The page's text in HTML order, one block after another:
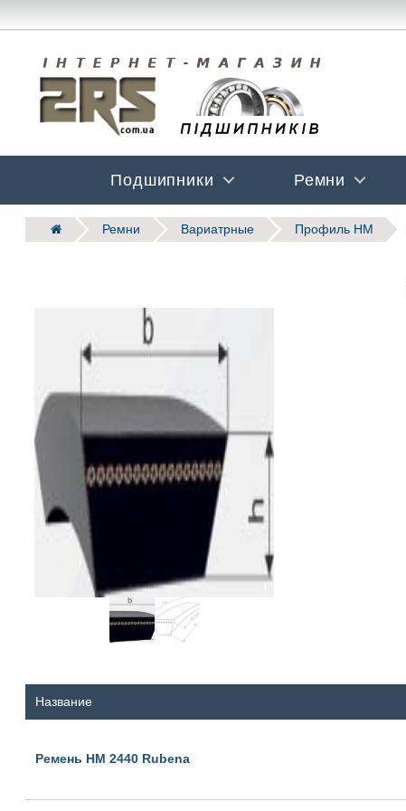
Подшипники Ремни
Ремни Вариатрные Профиль HM
Название
Ремень HM 2440 Rubena